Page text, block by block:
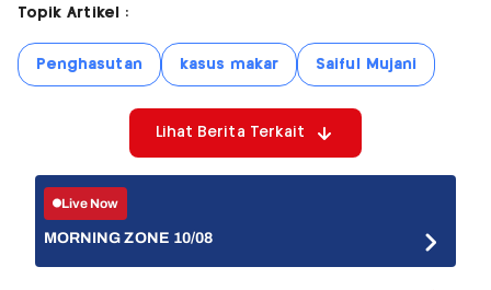
Topik Artikel :
Penghasutan kasus makar Saiful Mujani
Lihat Berita Terkait
Live Now
MORNING ZONE 10/08